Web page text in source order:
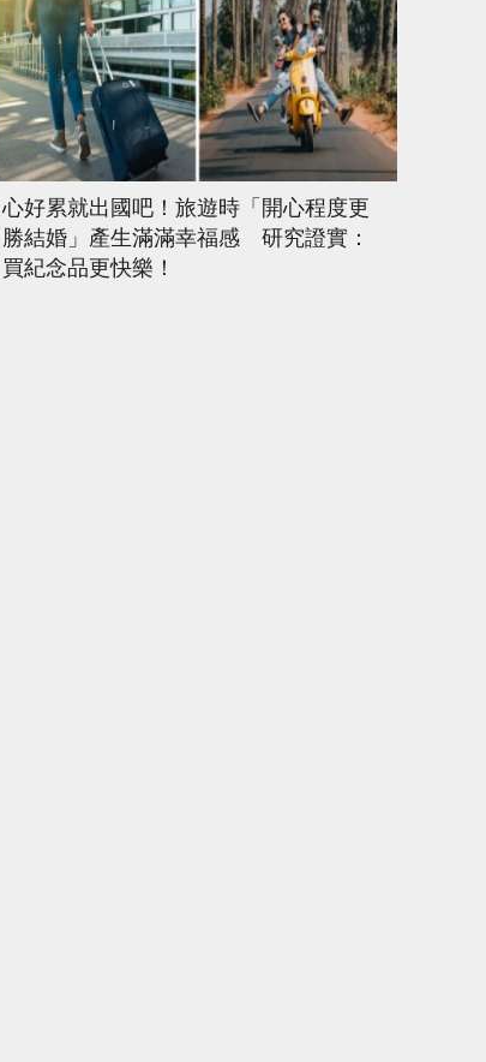
心好累就出國吧！旅遊時「開心程度更
勝結婚」產生滿滿幸福感 研究證實：
買紀念品更快樂！